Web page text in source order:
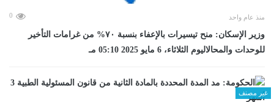
منذ عام واحد 0
وزير الإسكان: منح تيسيرات بالإعفاء بنسبة ٧٠% من غرامات التأخير
للوحدات والمحالاليوم الثلاثاء، 6 مايو 2025 05:10 مـ
غير مصنف